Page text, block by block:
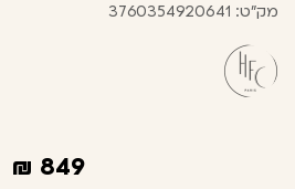
מק"ט: 3760354920641
849
₪